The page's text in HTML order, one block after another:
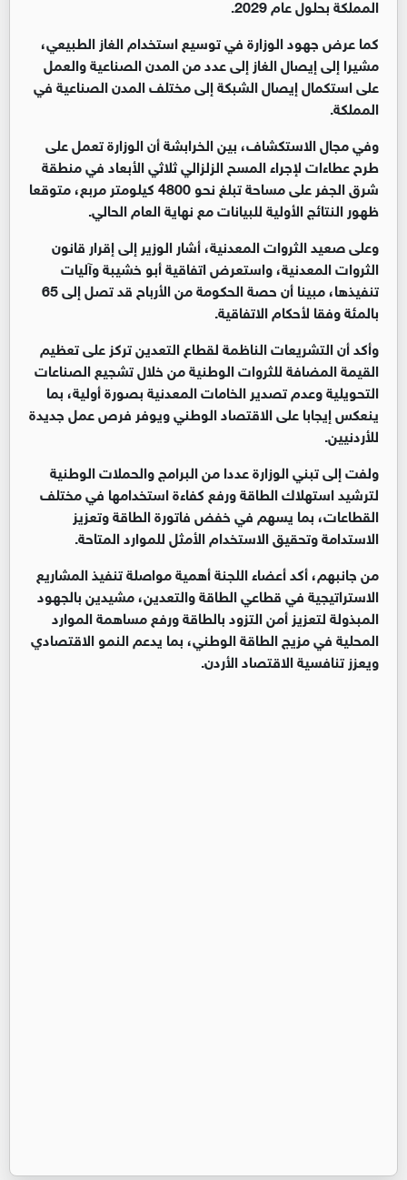
المملكة بحلول عام 2029.
كما عرض جهود الوزارة في توسيع استخدام الغاز الطبيعي،
مشيرا إلى إيصال الغاز إلى عدد من المدن الصناعية والعمل
على استكمال إيصال الشبكة إلى مختلف المدن الصناعية في
المملكة.
وفي مجال الاستكشاف، بين الخرابشة أن الوزارة تعمل على
طرح عطاءات لإجراء المسح الزلزالي ثلاثي الأبعاد في منطقة
شرق الجفر على مساحة تبلغ نحو 4800 كيلومتر مربع، متوقعا
ظهور النتائج الأولية للبيانات مع نهاية العام الحالي.
وعلى صعيد الثروات المعدنية، أشار الوزير إلى إقرار قانون
الثروات المعدنية، واستعرض اتفاقية أبو خشيبة وآليات
تنفيذها، مبينا أن حصة الحكومة من الأرباح قد تصل إلى 65
بالمئة وفقا لأحكام الاتفاقية.
وأكد أن التشريعات الناظمة لقطاع التعدين تركز على تعظيم
القيمة المضافة للثروات الوطنية من خلال تشجيع الصناعات
التحويلية وعدم تصدير الخامات المعدنية بصورة أولية، بما
ينعكس إيجابا على الاقتصاد الوطني ويوفر فرص عمل جديدة
للأردنيين.
ولفت إلى تبني الوزارة عددا من البرامج والحملات الوطنية
لترشيد استهلاك الطاقة ورفع كفاءة استخدامها في مختلف
القطاعات، بما يسهم في خفض فاتورة الطاقة وتعزيز
الاستدامة وتحقيق الاستخدام الأمثل للموارد المتاحة.
من جانبهم، أكد أعضاء اللجنة أهمية مواصلة تنفيذ المشاريع
الاستراتيجية في قطاعي الطاقة والتعدين، مشيدين بالجهود
المبذولة لتعزيز أمن التزود بالطاقة ورفع مساهمة الموارد
المحلية في مزيج الطاقة الوطني، بما يدعم النمو الاقتصادي
ويعزز تنافسية الاقتصاد الأردن.